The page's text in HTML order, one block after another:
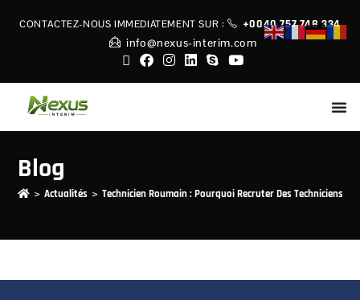
CONTACTEZ-NOUS IMMEDIATEMENT SUR :
+0040 757 748 334
info@nexus-interim.com
Blog
> Actualités > Technicien Roumain : Pourquoi Recruter Des Techniciens